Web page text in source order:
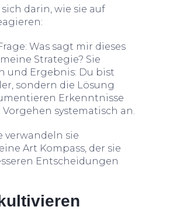
darin, wie sie auf
Was sagt mir dieses
Strategie? Sie
und Ergebnis: Du bist
sondern die Lösung
Erkenntnisse
systematisch an.
verwandeln sie
Art Kompass, der sie
Entscheidungen